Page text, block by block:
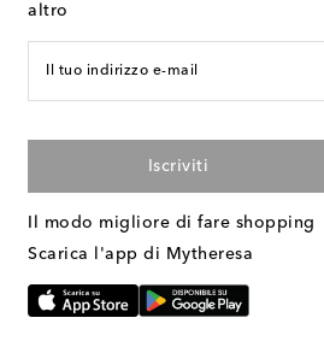
altro
Il tuo indirizzo e-mail
Iscriviti
Il modo migliore di fare shopping
Scarica l'app di Mytheresa